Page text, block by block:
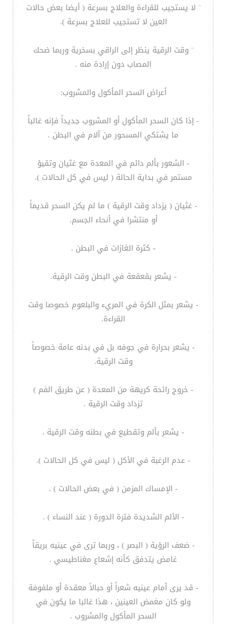
¨ لا يستجيب للقراءة والعلاج بسرعة ( أيضا بعض حالات
العين لا تستجيب للعلاج بسرعة ).
¨ وقت الرقية ينظر إلى الراقي بسخرية وربما ضحك
المصاب دون إرادة منه .
أعراض السحر المأكول والمشروب:
- إذا كان السحر المأكول أو المشروب جديداً فإنه غالباً
ما يشتكي المسحور من آلام في البطن .
- الشعور بألم دائم في المعدة مع غثيان وتقيؤ
مستمر في بداية الحالة ( ليس في كل الحالات ).
- غثيان ( يزداد وقت الرقية ) ما لم يكن السحر قديماً
أو منتشرا في أنحاء الجسم.
- كثرة الغازات في البطن .
- يشعر بقعقعة في البطن وقت الرقية.
- يشعر بمثل الكرة في المريء والبلعوم خصوصا وقت
القراءة.
- يشعر بحرارة في جوفه بل في بدنه عامة خصوصاً
وقت الرقية.
- خروج رائحة كريهة من المعدة ( عن طريق الفم )
تزداد وقت الرقية .
- يشعر بألم وتقطيع في بطنه وقت الرقية .
- عدم الرغبة في الأكل ( ليس في كل الحالات ).
- الإمساك المزمن ( في بعض الحالات ) .
- الألم الشديدة فترة الدورة ( عند النساء ) .
- ضعف الرؤية ( البصر ) ، وربما ترى في عينيه بريقاً
غامض يتدفق كأنه إشعاع مغناطيسي .
- قد يرى أمام عينيه شعراً أو حبالاً معقدة أو ملفوفة
ولو كان مغمض العينين ، هذا غالبا ما يكون في
السحر المأكول والمشروب .